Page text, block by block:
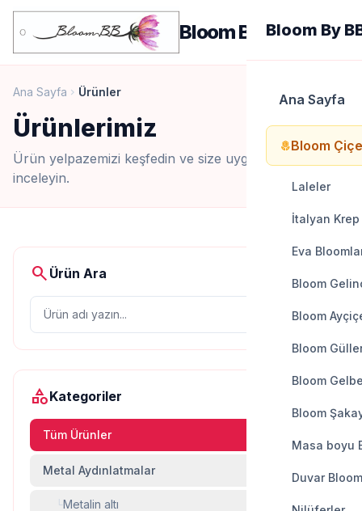
Bloom By BB menu
Bloom By
Ana Sayfa
local_floristBloom
Laleler
İtalyan
Eva
Bloom
Bloom
Bloom
Bloom
Bloom
Masa boyu
Duvar
Ana Sayfa chevron_right Ürünler
Ürünlerimiz
Ürün yelpazemizi keşfedin ve size uygun seçenekleri
inceleyin.
search Ürün Ara
search
categoryKategoriler
Tüm Ürünler
Metal Aydınlatmalar
└Metalin altı 0